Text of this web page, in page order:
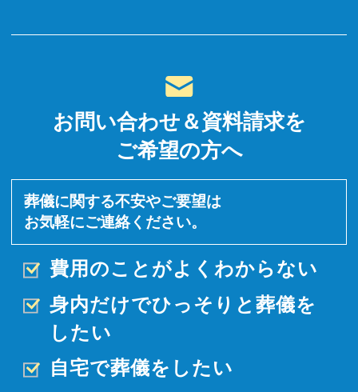
お問い合わせ＆資料請求を
ご希望の方へ
葬儀に関する不安やご要望は
お気軽にご連絡ください。
費用のことがよくわからない
身内だけでひっそりと 葬儀を
したい
自宅で葬儀をしたい